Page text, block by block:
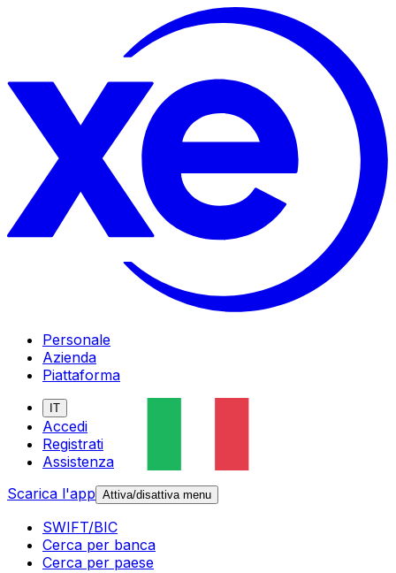
Personale
Azienda
Piattaforma
IT
Accedi
Registrati
Assistenza
Scarica l'app Attiva/disattiva menu
SWIFT/BIC
Cerca per banca
Cerca per paese